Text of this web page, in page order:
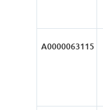
А0000063115